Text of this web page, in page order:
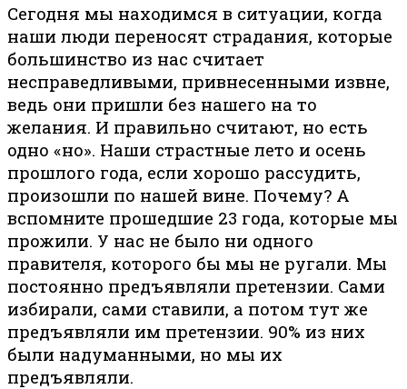
Сегодня мы находимся в ситуации, когда
наши люди переносят страдания, которые
большинство из нас считает
несправедливыми, привнесенными извне,
ведь они пришли без нашего на то
желания. И правильно считают, но есть
одно «но». Наши страстные лето и осень
прошлого года, если хорошо рассудить,
произошли по нашей вине. Почему? А
вспомните прошедшие 23 года, которые мы
прожили. У нас не было ни одного
правителя, которого бы мы не ругали. Мы
постоянно предъявляли претензии. Сами
избирали, сами ставили, а потом тут же
предъявляли им претензии. 90% из них
были надуманными, но мы их
предъявляли.